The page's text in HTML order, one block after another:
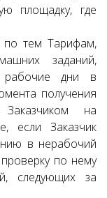
площадку, где
по тем Тарифам,
заданий,
рабочие дни в
получения
Заказчиком на
если Заказчик
в нерабочий
по нему
следующих за